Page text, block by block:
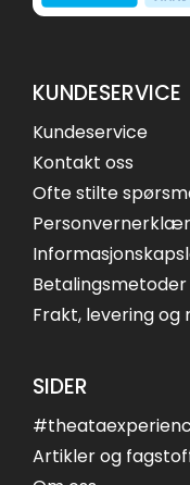
KUNDESERVICE
Kundeservice
Kontakt oss
Ofte stilte
Betalingsmetoder
Frakt, levering og
SIDER
Artikler og